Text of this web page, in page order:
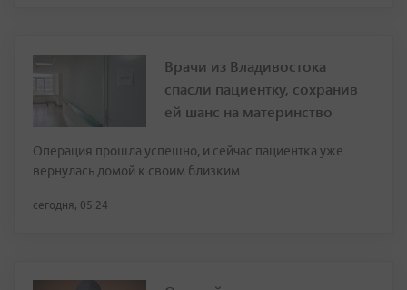
Врачи из Владивостока
спасли пациентку, сохранив
ей шанс на материнство
Операция прошла успешно, и сейчас пациентка уже
вернулась домой к своим близким
сегодня, 05:24